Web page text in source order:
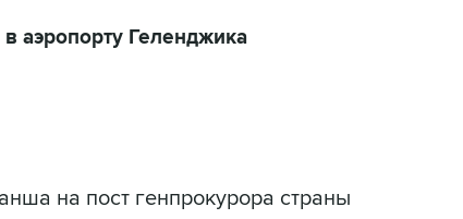
аэропорту Геленджика
на пост генпрокурора страны